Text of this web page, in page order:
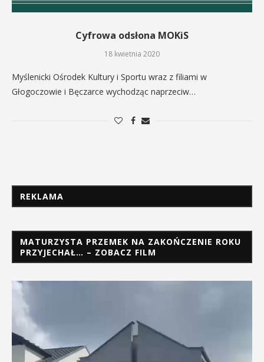
Cyfrowa odsłona MOKiS
18 kwietnia 2020
Myślenicki Ośrodek Kultury i Sportu wraz z filiami w
Głogoczowie i Bęczarce wychodząc naprzeciw…
REKLAMA
MATURZYSTA PRZEMEK NA ZAKOŃCZENIE ROKU
PRZYJECHAŁ… – ZOBACZ FILM
Odtwarzacz